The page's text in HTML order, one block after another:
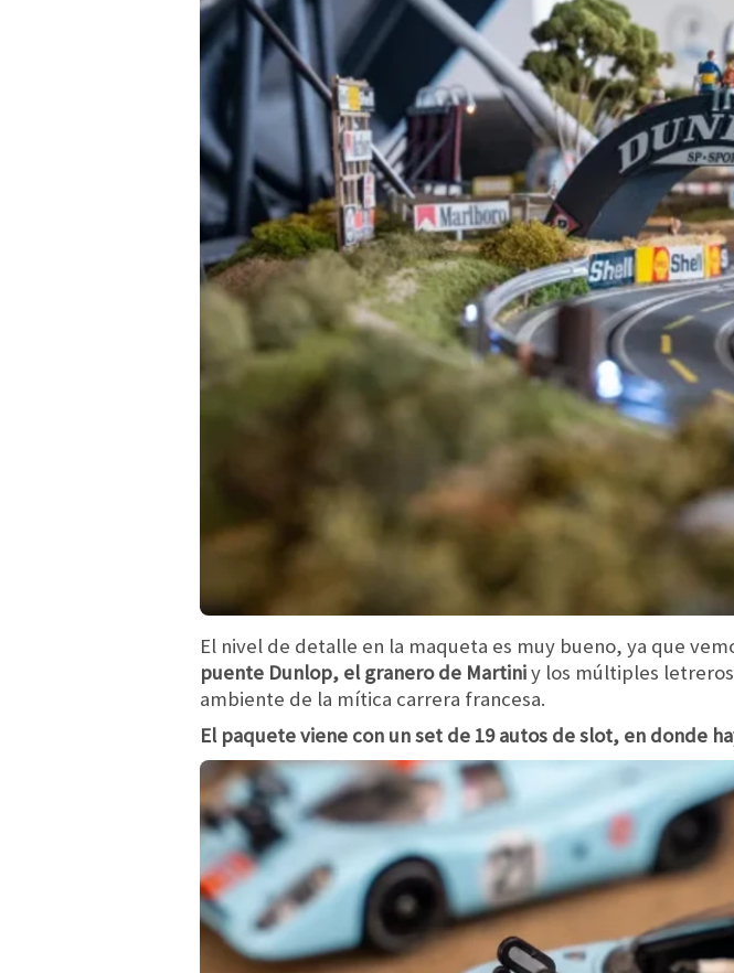
El nivel de detalle en la maqueta es muy bueno, ya que
puente Dunlop, el granero de Martiniy los múltiples
ambiente de la mítica carrera francesa.
El paquete viene con un set de 19 autos de slot, en donde